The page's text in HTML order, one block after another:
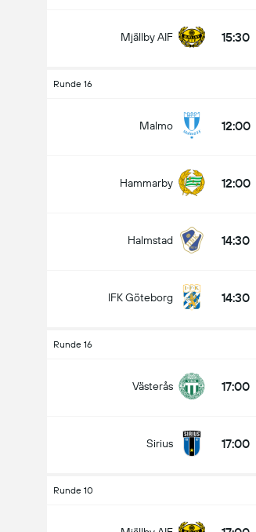
Mjällby AIF 15:30
Runde 16
Malmo 12:00
Hammarby 12:00
Halmstad 14:30
IFK Göteborg 14:30
Runde 16
Västerås 17:00
Sirius 17:00
Runde 10